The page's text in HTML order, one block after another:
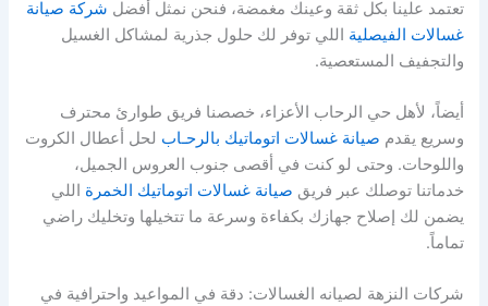
تعتمد علينا بكل ثقة وعينك مغمضة، فنحن نمثل أفضل شركة صيانة
غسالات الفيصلية اللي توفر لك حلول جذرية لمشاكل الغسيل
والتجفيف المستعصية.
أيضاً، لأهل حي الرحاب الأعزاء، خصصنا فريق طوارئ محترف
وسريع يقدم صيانة غسالات اتوماتيك بالرحـاب لحل أعطال الكروت
واللوحات. وحتى لو كنت في أقصى جنوب العروس الجميل،
خدماتنا توصلك عبر فريق صيانة غسالات اتوماتيك الخمرة اللي
يضمن لك إصلاح جهازك بكفاءة وسرعة ما تتخيلها وتخليك راضي
تماماً.
شركات النزهة لصيانه الغسالات: دقة في المواعيد واحترافية في